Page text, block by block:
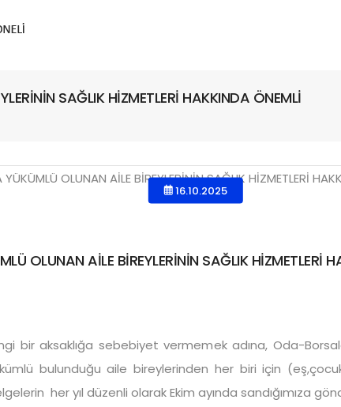
SAĞLIK HİZMETLERİ HAKKINDA ÖNEMLİ
16.10.2025
OLUNAN AİLE BİREYLERİNİN SAĞLIK HİZMETLERİ
bir aksaklığa sebebiyet vermemek adına, Oda-
bulunduğu aile bireylerinden her biri için
her yıl düzenli olarak Ekim ayında sandığımıza